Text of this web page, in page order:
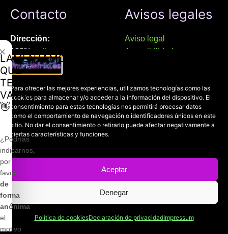
Para ofrecer las mejores experiencias, utilizamos tecnologías como las
cookies para almacenar y/o acceder a la información del dispositivo. El
consentimiento para estas tecnologías nos permitirá procesar datos
como el comportamiento de navegación o identificadores únicos en este
sitio. No dar el consentimiento o retirarlo puede afectar negativamente a
ciertas características y funciones.
Aceptar
Denegar
Política de cookiesDeclaración de privacidadImpressum
Contacto
Dirección:
100% online
Manresa (08241), Barcelona
Chat Whatsapp (solo texto):
+34 689 800 662
Correo:
contacto@mundofriki.es
Avisos legales
Aviso legal
Accesibilidad
Política de privacidad
Mundofriki.es
Casadejús Pérez
LAMENTAMOS
QUE
TE
VAYAS
👋
¿Podrías
indicarnos,
por
favor,
de
forma
anónima
el
motivo